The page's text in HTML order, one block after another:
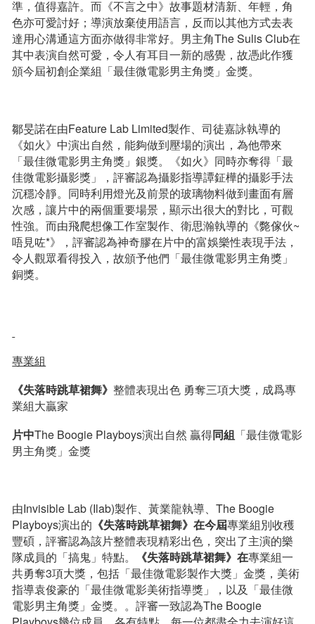
準，值得嘉許。而《不言之中》故事題材清新、年輕，角
色亦可愛討好；導演放棄使用語言，反而以其他方式去表
達用心溝通這方面亦做得非常好。男主角The Sulis Club在
其中表演自然可愛，令人有耳目一新的感覺，故憑此作獲
頒今屆初創企業組「最佳微電影男主角獎」金獎。
鄒旻諾在由Feature Lab Limited製作、司徒嘉詠執導的
《如火》中演出自然，能夠做到壓場的演出，為他帶來
「最佳微電影男主角獎」銀獎。《如火》同時亦奪得「最
佳微電影攝影獎」，評審認為攝影指導譚鉦樺的攝影手法
沉穩冷靜。同時利用燈光及前景的玻璃物料做到畫面有層
次感，讓片中的兩個重要場景，顯示出很大的對比，可觀
性強。而由飛爬想像工作室製作、衛思瀚執導的《斃傢伙~
唔見咗*》，評審認為神奇膠在片中的富娛樂性表現手法，
令人觀眾看得投入，故頒予他們「最佳微電影男主角獎」
銅獎。
專業組
《失落時跳草裙舞》整體表現出色 勇奪三項大獎，成爲專
業組大贏家
片中The Boogie Playboys演出自然 贏得同組 「最佳微電影
男主角獎」金獎
由Invisible Lab (Ilab)製作、黃業龍執導、The Boogie
Playboys演出的 《失落時跳草裙舞》在今屆專業組別收穫
豐碩，評審認為該片整體表現精彩出色，突出了主演的樂
隊成員的「搞鬼」特點。
《失落時跳草裙舞》在專業組一
共勇奪3項大獎，包括「最佳微電影製作大獎」金獎，美術
指導袁俊豪的「最佳微電影美術指導獎」，以及「最佳微
電影男主角獎」金獎。。評審一致認為The Boogie